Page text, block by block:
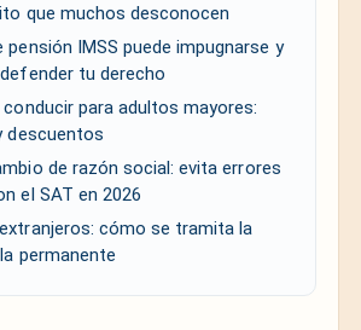
que muchos desconocen
pensión IMSS puede impugnarse y
tu derecho
para adultos mayores:
descuentos
de razón social: evita errores
el SAT en 2026
extranjeros: cómo se tramita la
permanente